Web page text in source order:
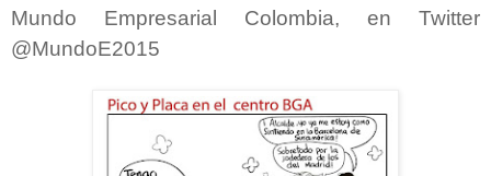
Mundo Empresarial Colombia, en Twitter
@MundoE2015